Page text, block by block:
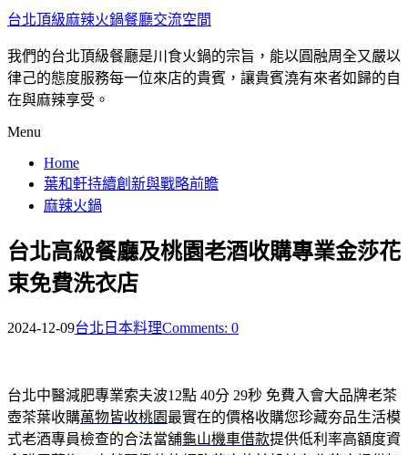
台北頂級麻辣火鍋餐廳交流空間
我們的台北頂級餐廳是川食火鍋的宗旨，能以圓融周全又嚴以
律己的態度服務每一位來店的貴賓，讓貴賓澆有來者如歸的自
在與麻辣享受。
Menu
Home
葉和軒持續創新與戰略前瞻
麻辣火鍋
台北高級餐廳及桃園老酒收購專業金莎花
束免費洗衣店
2024-12-09台北日本料理Comments: 0
台北中醫減肥專業索夫波12點 40分 29秒 免費入會大品牌老茶
壺茶葉收購萬物皆收桃園 最實在的價格收購您珍藏夯品生活模
式老酒專員檢查的合法當舖龜山機車借款提供低利率高額度資